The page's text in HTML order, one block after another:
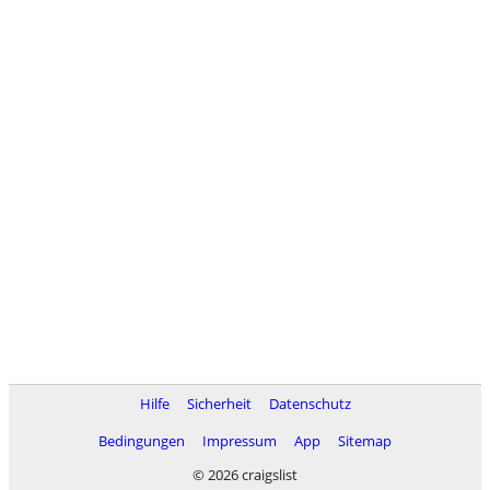
Hilfe Sicherheit
Datenschutz
Bedingungen
Impressum App
Sitemap
© 2026 craigslist